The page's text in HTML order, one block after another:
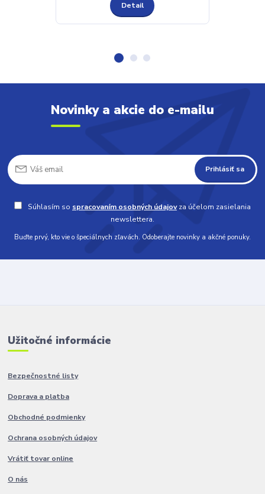
Detail
Novinky a akcie do e-mailu
Prihlásiť sa
Súhlasím so spracovaním osobných údajovza účelom zasielania
newslettera.
Buďte prvý, kto vie o špeciálnych zľavách. Odoberajte novinky a akčné ponuky.
Užitočné informácie
Bezpečnostné listy
Doprava a platba
Obchodné podmienky
Ochrana osobných údajov
Vrátiť tovar online
O nás